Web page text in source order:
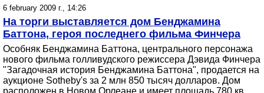
6 february 2009 г., 14:26
На торги выставляется дом Бенджамина
Баттона, героя последнего фильма Финчера
Особняк Бенджамина Баттона, центрального персонажа
нового фильма голливудского режиссера Дэвида Финчера
"Загадочная история Бенджамина Баттона", продается на
аукционе Sotheby's за 2 млн 850 тысяч долларов. Дом
расположен в Новом Орлеане и имеет площадь 780 кв.